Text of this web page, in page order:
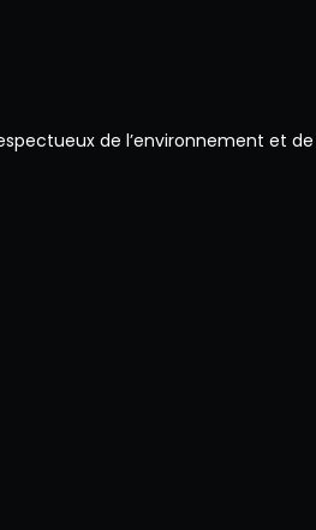
de l’environnement et de